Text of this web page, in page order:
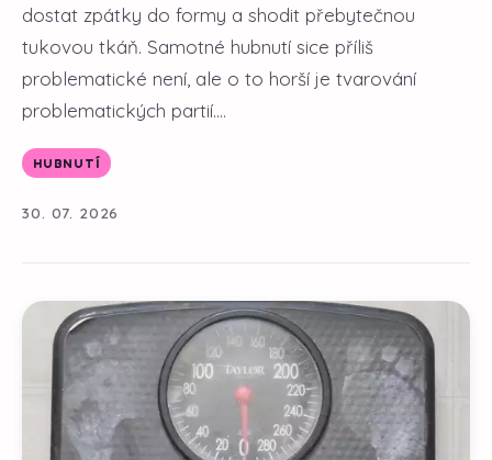
dostat zpátky do formy a shodit přebytečnou
tukovou tkáň. Samotné hubnutí sice příliš
problematické není, ale o to horší je tvarování
problematických partií....
HUBNUTÍ
30. 07. 2026